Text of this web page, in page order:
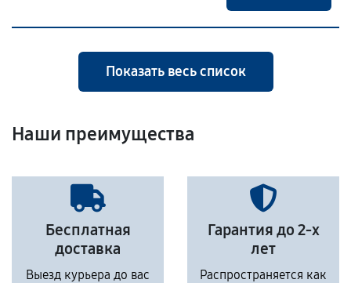
Показать весь список
Наши преимущества
Бесплатная
доставка
Выезд курьера до вас
Гарантия до 2-х
лет
Распространяется как